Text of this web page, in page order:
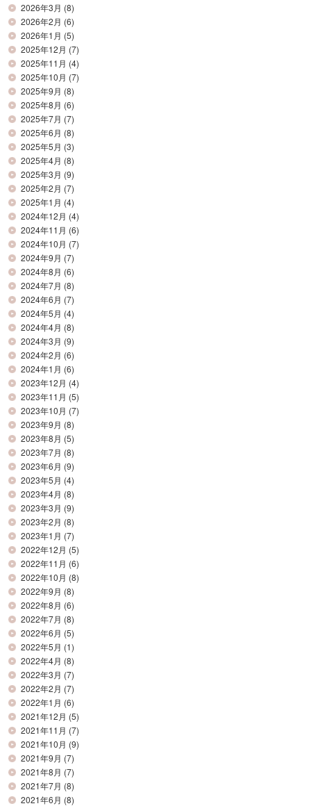
2026年3月 (8)
2026年2月 (6)
2026年1月 (5)
2025年12月 (7)
2025年11月 (4)
2025年10月 (7)
2025年9月 (8)
2025年8月 (6)
2025年7月 (7)
2025年6月 (8)
2025年5月 (3)
2025年4月 (8)
2025年3月 (9)
2025年2月 (7)
2025年1月 (4)
2024年12月 (4)
2024年11月 (6)
2024年10月 (7)
2024年9月 (7)
2024年8月 (6)
2024年7月 (8)
2024年6月 (7)
2024年5月 (4)
2024年4月 (8)
2024年3月 (9)
2024年2月 (6)
2024年1月 (6)
2023年12月 (4)
2023年11月 (5)
2023年10月 (7)
2023年9月 (8)
2023年8月 (5)
2023年7月 (8)
2023年6月 (9)
2023年5月 (4)
2023年4月 (8)
2023年3月 (9)
2023年2月 (8)
2023年1月 (7)
2022年12月 (5)
2022年11月 (6)
2022年10月 (8)
2022年9月 (8)
2022年8月 (6)
2022年7月 (8)
2022年6月 (5)
2022年5月 (1)
2022年4月 (8)
2022年3月 (7)
2022年2月 (7)
2022年1月 (6)
2021年12月 (5)
2021年11月 (7)
2021年10月 (9)
2021年9月 (7)
2021年8月 (7)
2021年7月 (8)
2021年6月 (8)